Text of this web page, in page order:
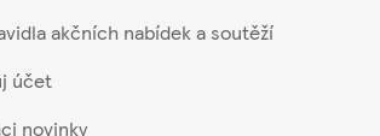
akčních nabídek a soutěží
účet
novinky